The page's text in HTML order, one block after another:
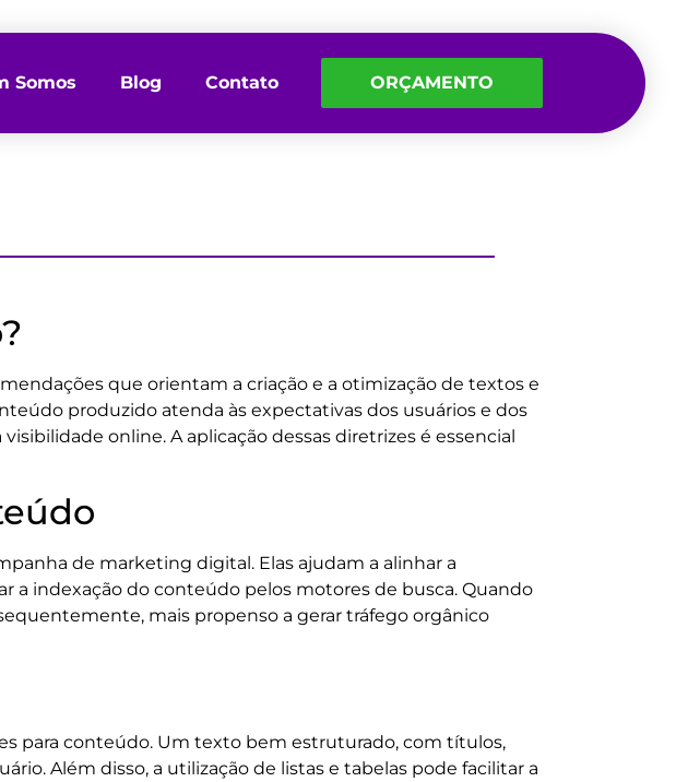
Somos Blog Contato ORÇAMENTO
que orientam a criação e a otimização de textos e
produzido atenda às expectativas dos usuários e dos
online. A aplicação dessas diretrizes é essencial
de marketing digital. Elas ajudam a alinhar a
a indexação do conteúdo pelos motores de busca. Quando
mais propenso a gerar tráfego orgânico
para conteúdo. Um texto bem estruturado, com títulos,
Além disso, a utilização de listas e tabelas pode facilitar a